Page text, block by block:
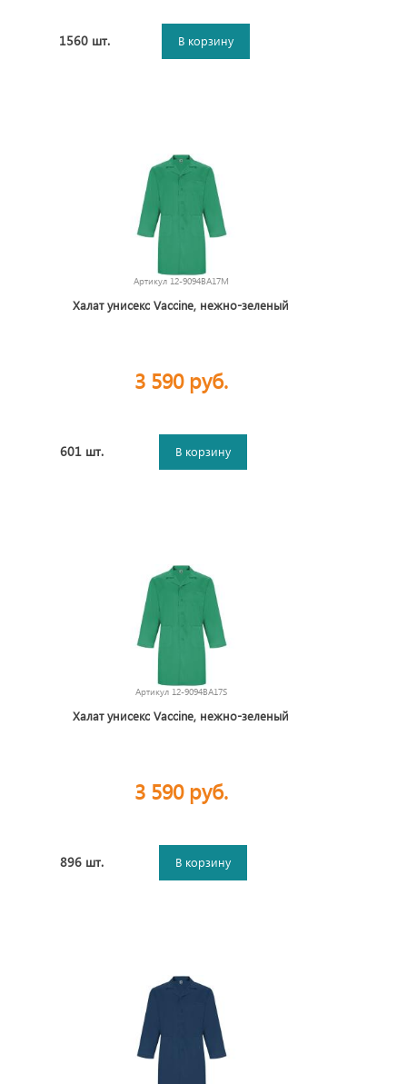
1560 шт. В корзину
Артикул 12-9094BA17M
Халат унисекс Vaccine, нежно-зеленый
3 590 руб.
601 шт. В корзину
Артикул 12-9094BA17S
Халат унисекс Vaccine, нежно-зеленый
3 590 руб.
896 шт. В корзину